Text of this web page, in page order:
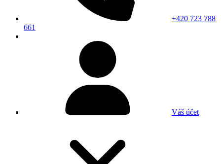
+420 723 788
661
Váš účet